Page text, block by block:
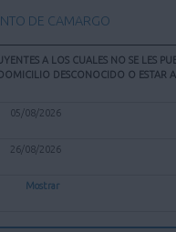
DE CAMARGO
A LOS CUALES NO SE LES
DESCONOCIDO O ESTAR
05/08/2026
26/08/2026
Mostrar